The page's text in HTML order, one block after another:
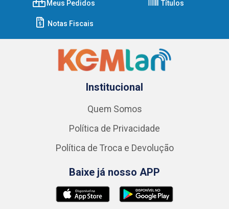
Meus Pedidos Títulos
Notas Fiscais
Institucional
Quem Somos
Política de Privacidade
Política de Troca e Devolução
Baixe já nosso APP